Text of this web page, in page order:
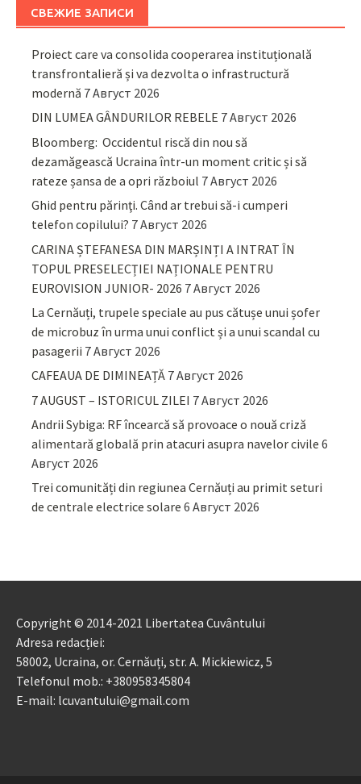
СВЕЖИЕ ЗАПИСИ
Proiect care va consolida cooperarea instituțională
transfrontalieră și va dezvolta o infrastructură
modernă 7 Август 2026
DIN LUMEA GÂNDURILOR REBELE 7 Август 2026
Bloomberg: Occidentul riscă din nou să
dezamăgească Ucraina într-un moment critic și să
rateze șansa de a opri războiul 7 Август 2026
Ghid pentru părinţi. Când ar trebui să-i cumperi
telefon copilului? 7 Август 2026
CARINA ȘTEFANESA DIN MARȘINȚI A INTRAT ÎN
TOPUL PRESELECȚIEI NAȚIONALE PENTRU
EUROVISION JUNIOR- 2026 7 Август 2026
La Cernăuți, trupele speciale au pus cătușe unui șofer
de microbuz în urma unui conflict și a unui scandal cu
pasagerii 7 Август 2026
CAFEAUA DE DIMINEAȚĂ 7 Август 2026
7 AUGUST – ISTORICUL ZILEI 7 Август 2026
Andrii Sybiga: RF încearcă să provoace o nouă criză
alimentară globală prin atacuri asupra navelor civile 6
Август 2026
Trei comunități din regiunea Cernăuți au primit seturi
de centrale electrice solare 6 Август 2026
Copyright © 2014-2021 Libertatea Cuvântului
Adresa redacției:
58002, Ucraina, or. Cernăuți, str. A. Mickiewicz, 5
Telefonul mob.: +380958345804
E-mail: lcuvantului@gmail.com